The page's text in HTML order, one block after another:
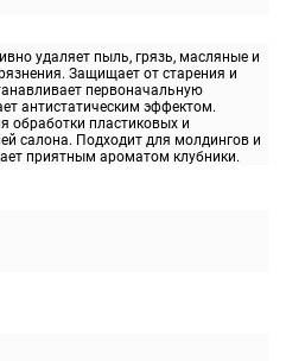
удаляет пыль, грязь, масляные и
Защищает от старения и
первоначальную
антистатическим эффектом.
обработки пластиковых и
салона. Подходит для молдингов и
приятным ароматом клубники.